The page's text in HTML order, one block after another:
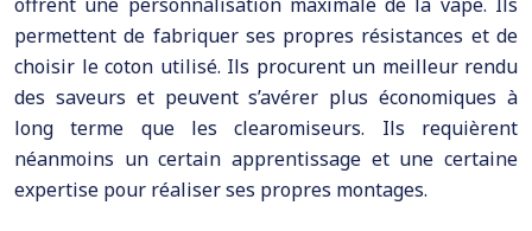
permettent de fabriquer ses propres résistances et de
choisir le coton utilisé. Ils procurent un meilleur rendu
des saveurs et peuvent s’avérer plus économiques à
long terme que les clearomiseurs. Ils requièrent
néanmoins un certain apprentissage et une certaine
expertise pour réaliser ses propres montages.